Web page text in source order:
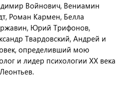
Войнович, Вениамин
Роман Кармен, Белла
Юрий Трифонов,
Твардовский, Андрей и
определивший мою
и лидер психологии ХХ века